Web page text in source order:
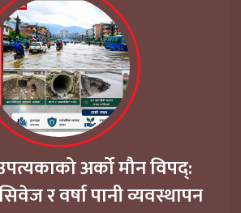
अर्को मौन विपद्:
र वर्षा पानी व्यवस्थापन